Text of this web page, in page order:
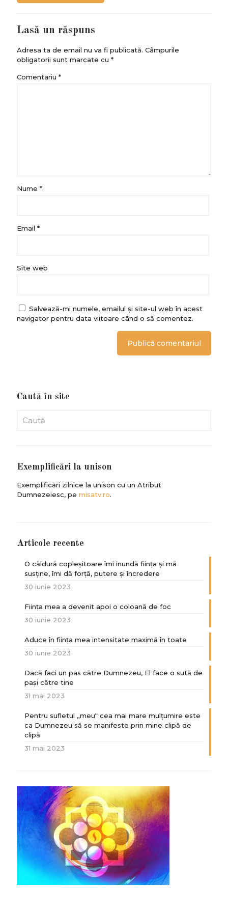
Lasă un răspuns
Adresa ta de email nu va fi publicată. Câmpurile
obligatorii sunt marcate cu *
Comentariu *
Nume *
Email *
Site web
Salvează-mi numele, emailul și site-ul web în acest
navigator pentru data viitoare când o să comentez.
Caută în site
Exemplificări la unison
Exemplificări zilnice la unison cu un Atribut
Dumnezeiesc, pe misatv.ro.
Articole recente
O căldură copleșitoare îmi inundă ființa și mă
susține, îmi dă forță, putere și încredere
30 iunie 2023
Ființa mea a devenit apoi o coloană de foc
30 iunie 2023
Aduce în ființa mea intensitate maximă în toate
30 iunie 2023
Dacă faci un pas către Dumnezeu, El face o sută de
paşi către tine
31 mai 2023
Pentru sufletul „meu“ cea mai mare mulțumire este
ca Dumnezeu să se manifeste prin mine clipă de
clipă
31 mai 2023